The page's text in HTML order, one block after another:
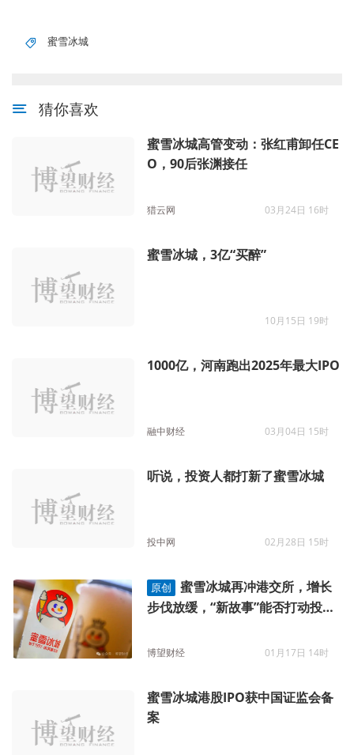
蜜雪冰城
猜你喜欢
蜜雪冰城高管变动：张红甫卸任CE
O，90后张渊接任
猎云网 03月24日 16时
蜜雪冰城，3亿“买醉”
10月15日 19时
1000亿，河南跑出2025年最大IPO
融中财经 03月04日 15时
听说，投资人都打新了蜜雪冰城
投中网 02月28日 15时
原创
蜜雪冰城再冲港交所，增长
步伐放缓，“新故事”能否打动投资
博望财经 01月17日 14时
蜜雪冰城港股IPO获中国证监会备
案